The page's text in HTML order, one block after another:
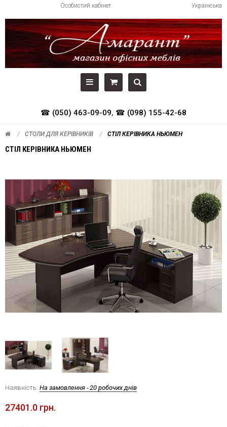
Українська
Особистий кабінет
☎ (050) 463-09-09, ☎ (098) 155-42-68
СТОЛИ ДЛЯ КЕРІВНИКІВ СТІЛ КЕРІВНИКА НЬЮМЕН
СТІЛ КЕРІВНИКА НЬЮМЕН
Наявність: На замовлення - 20 робочих днів
27401.0 грн.